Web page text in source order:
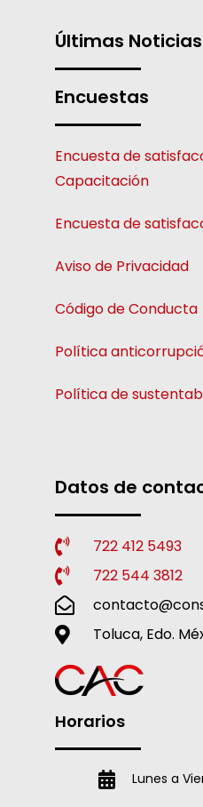
Últimas Noticias
Encuestas
Encuesta de
Capacitación
Encuesta de
Aviso de Privacidad
Código de Conducta
Política
Política de
Datos de
722 412 5493
722 544 3812
Toluca, Edo.
Horarios
Lunes a